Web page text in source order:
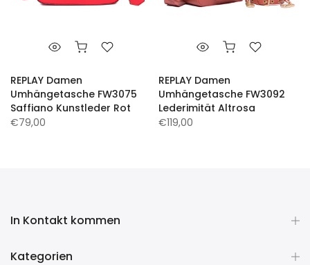
REPLAY Damen
Umhängetasche FW3075
Saffiano Kunstleder Rot
€79,00
REPLAY Damen
Umhängetasche FW3092
Lederimität Altrosa
€119,00
In Kontakt kommen
Kategorien